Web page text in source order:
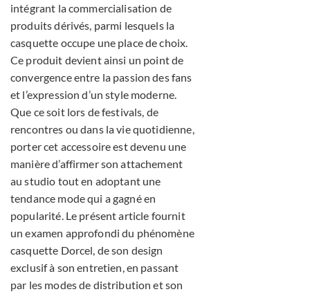
intégrant la commercialisation de
produits dérivés, parmi lesquels la
casquette occupe une place de choix.
Ce produit devient ainsi un point de
convergence entre la passion des fans
et l’expression d’un style moderne.
Que ce soit lors de festivals, de
rencontres ou dans la vie quotidienne,
porter cet accessoire est devenu une
manière d’affirmer son attachement
au studio tout en adoptant une
tendance mode qui a gagné en
popularité. Le présent article fournit
un examen approfondi du phénomène
casquette Dorcel, de son design
exclusif à son entretien, en passant
par les modes de distribution et son